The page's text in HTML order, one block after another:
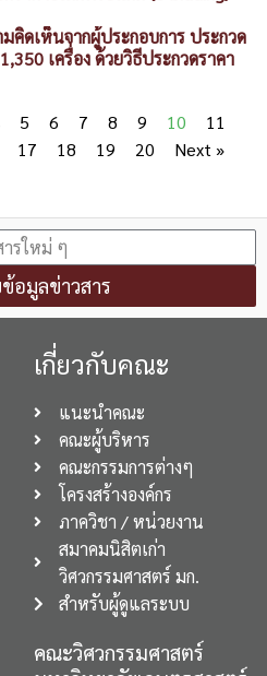
ดเห็นจากผู้ประกอบการ ประกวด
เครื่อง ด้วยวิธีประกวดราคา
5 6 7 8 9 10
11
17 18 19 20 Next »
อมูลข่าวสาร
เกี่ยวกับคณะ
แนะนำคณะ
คณะผู้บริหาร
คณะกรรมการต่างๆ
โครงสร้างองค์กร
ภาควิชา / หน่วยงาน
สมาคมนิสิตเก่า
วิศวกรรมศาสตร์ มก.
สำหรับผู้ดูแลระบบ
คณะวิศวกรรมศาสตร์